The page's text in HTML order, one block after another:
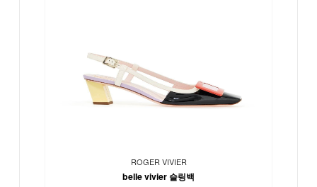
ROGER VIVIER
belle vivier 슬링백